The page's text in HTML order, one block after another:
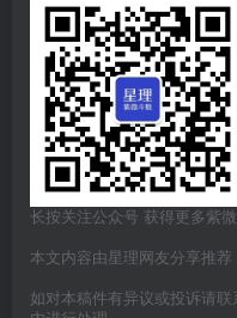
长按关注公众号 获得更多紫
本文内容由星理网友分享推荐
如对本稿件有异议或投诉请